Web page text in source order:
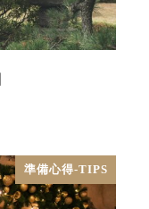
準備心得-TIPS